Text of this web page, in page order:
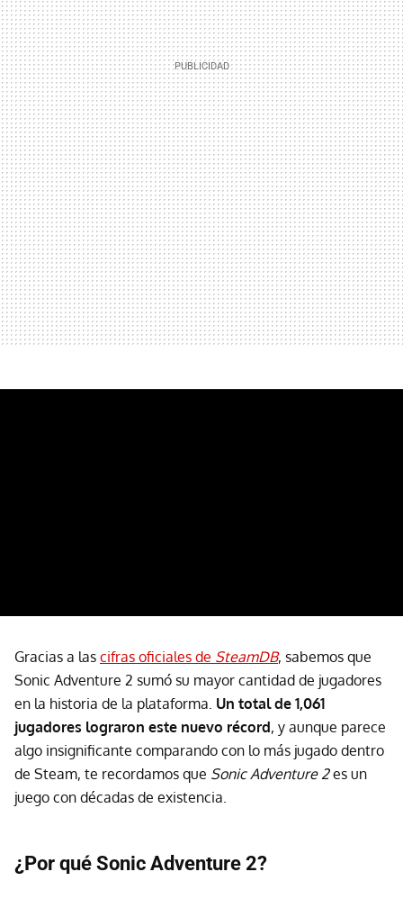
Gracias a las cifras oficiales de SteamDB, sabemos que
Sonic Adventure 2 sumó su mayor cantidad de jugadores
en la historia de la plataforma. Un total de 1,061
jugadores lograron este nuevo récord, y aunque parece
algo insignificante comparando con lo más jugado dentro
de Steam, te recordamos que Sonic Adventure 2es un
juego con décadas de existencia.
¿Por qué Sonic Adventure 2?